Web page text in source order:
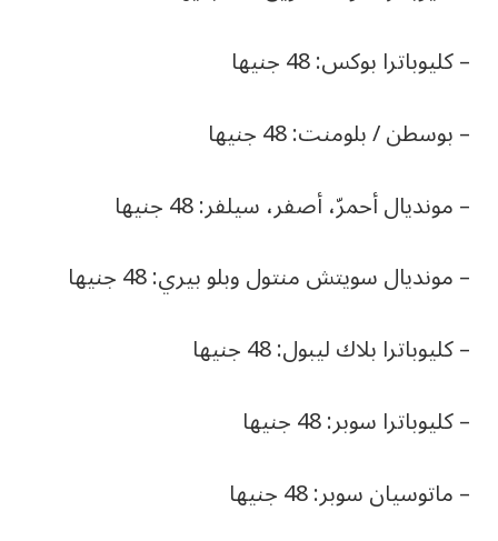
– كليوباترا بوكس: 48 جنيها
– بوسطن / بلومنت: 48 جنيها
– مونديال أحمرّ، أصفر، سيلفر: 48 جنيها
– مونديال سويتش منتول وبلو بيري: 48 جنيها
– كليوباترا بلاك ليبول: 48 جنيها
– كليوباترا سوبر: 48 جنيها
– ماتوسيان سوبر: 48 جنيها